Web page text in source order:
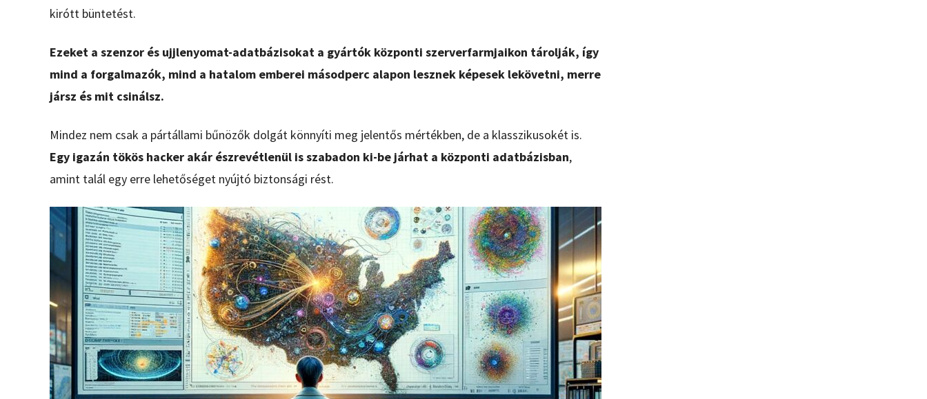
kirótt büntetést.
Ezeket a szenzor és ujjlenyomat-adatbázisokat a gyártók központi szerverfarmjaikon tárolják, így
mind a forgalmazók, mind a hatalom emberei másodperc alapon lesznek képesek lekövetni, merre
jársz és mit csinálsz.
Mindez nem csak a pártállami bűnözők dolgát könnyíti meg jelentős mértékben, de a klasszikusokét is.
Egy igazán tökös hacker akár észrevétlenül is szabadon ki-be járhat a központi adatbázisban,
amint talál egy erre lehetőséget nyújtó biztonsági rést.